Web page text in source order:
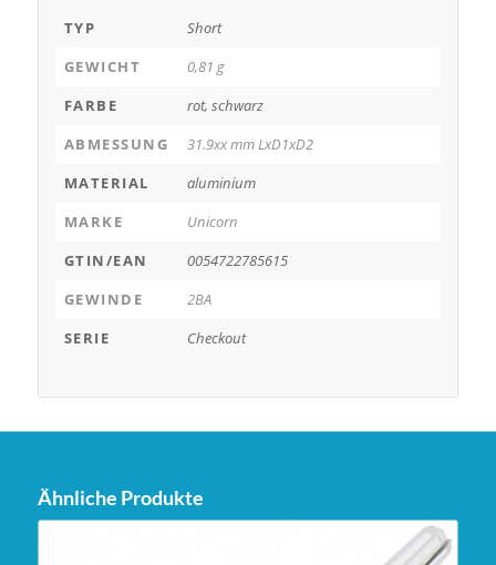
TYP
Short
GEWICHT
0,81 g
FARBE
rot, schwarz
ABMESSUNG
31.9xx mm LxD1xD2
MATERIAL
aluminium
MARKE
Unicorn
GTIN/EAN
0054722785615
GEWINDE
2BA
SERIE
Checkout
Ähnliche Produkte